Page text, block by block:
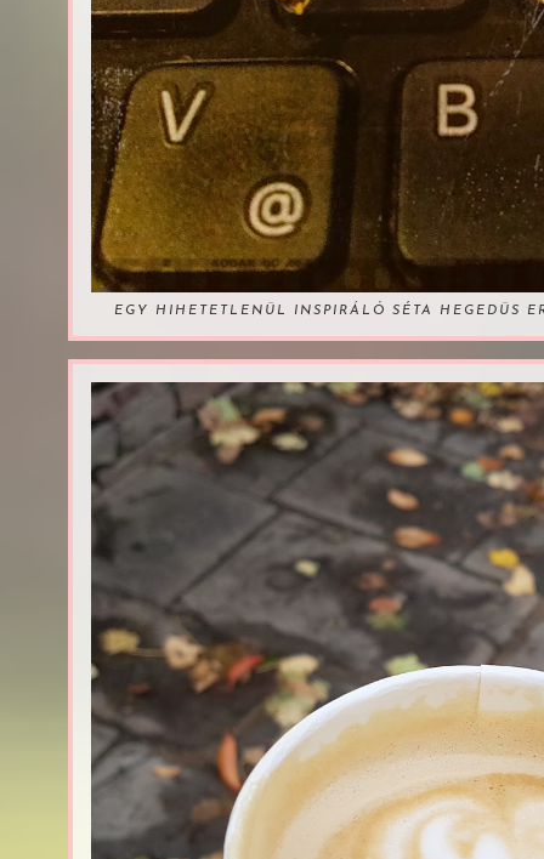
EGY HIHETETLENÜL INSPIRÁLÓ SÉTA HEGEDÜS